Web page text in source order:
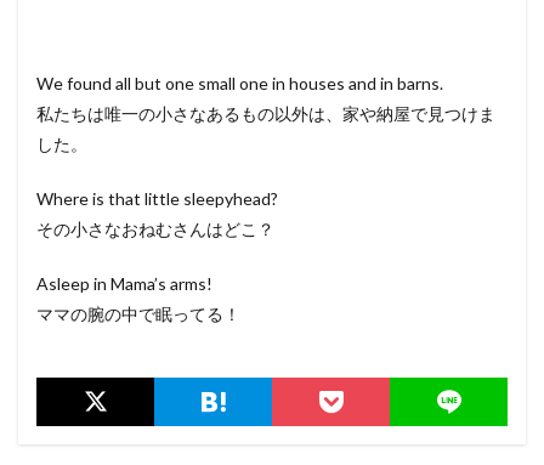
We found all but one small one in houses and in barns.
私たちは唯一の小さなあるもの以外は、家や納屋で見つけま
した。
Where is that little sleepyhead?
その小さなおねむさんはどこ？
Asleep in Mama’s arms!
ママの腕の中で眠ってる！